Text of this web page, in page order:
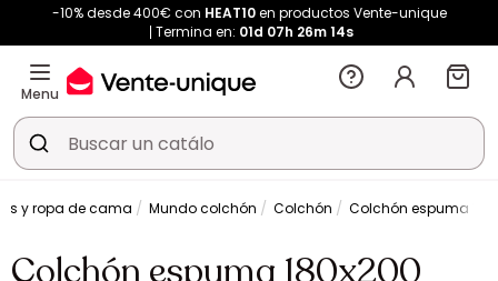
-10% desde 400€ con HEAT10en productos Vente-unique
Termina en: 01d 07h 26m 14s
Menu
y ropa de cama Mundo colchón Colchón Colchón espuma